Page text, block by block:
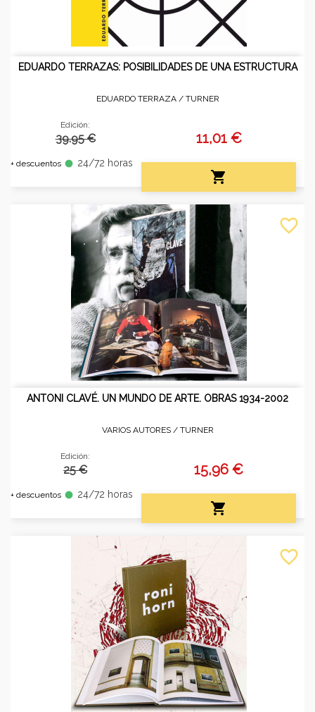
EDUARDO TERRAZAS: POSIBILIDADES DE UNA ESTRUCTURA
EDUARDO TERRAZA / TURNER
Edición:
39.95 €
+ descuentos fiber_manual_record 24/72 horas
11,01 €

ANTONI CLAVÉ. UN MUNDO DE ARTE. OBRAS 1934-2002
VARIOS AUTORES / TURNER
Edición:
25 €
+ descuentos fiber_manual_record 24/72 horas
15,96 €

favorite_border
favorite_border